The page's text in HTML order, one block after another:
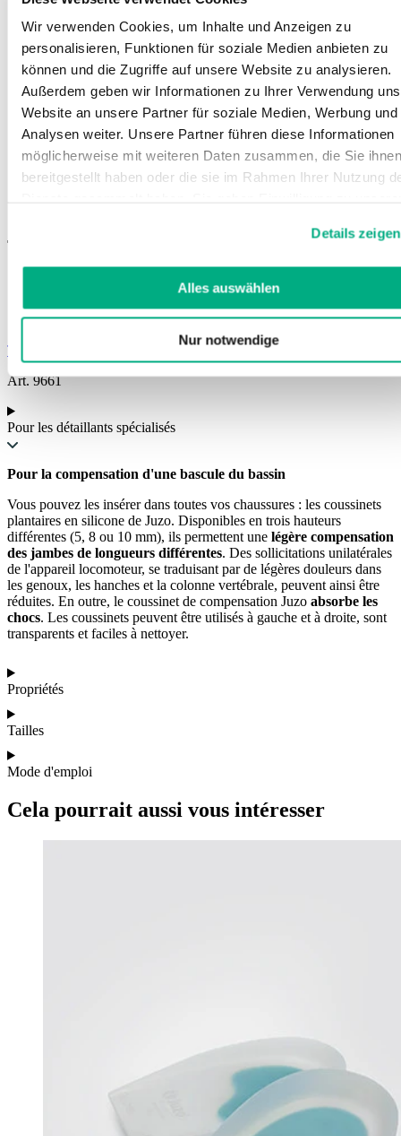
Wir verwenden Cookies, um Inhalte und Anzeigen zu
personalisieren, Funktionen für soziale Medien anbieten zu
können und die Zugriffe auf unsere Website zu analysieren.
Außerdem geben wir Informationen zu Ihrer Verwendung
Website an unsere Partner für soziale Medien, Werbung und
Analysen weiter. Unsere Partner führen diese Informationen
möglicherweise mit weiteren Daten zusammen, die Sie ihnen
bereitgestellt haben oder die sie im Rahmen Ihrer Nutzung
unsererDatenschutzerklärungundImpressum.
Details zeigen
Alles auswählen
Nur notwendige
Juzo Talonnette de
Talonnette en silicone pour un effet de compensation
Facile à nettoyer
Trouvez un point de vente
Art. 9661
Pour les détaillants spécialisés
Pour la compensation d'une bascule du bassin
Vous pouvez les insérer dans toutes vos chaussures : les coussinets
plantaires en silicone de Juzo. Disponibles en trois hauteurs
différentes (5, 8 ou 10 mm), ils permettent une légère compensation
des jambes de longueurs différentes. Des sollicitations unilatérales
de l'appareil locomoteur, se traduisant par de légères douleurs dans
les genoux, les hanches et la colonne vertébrale, peuvent ainsi être
réduites. En outre, le coussinet de compensation Juzo absorbe les
chocs. Les coussinets peuvent être utilisés à gauche et à droite, sont
transparents et faciles à nettoyer.
Propriétés
Tailles
Mode d'emploi
Cela pourrait aussi vous intéresser